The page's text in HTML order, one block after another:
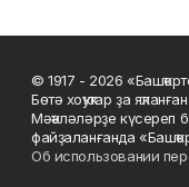
© 1917 - 2026
Бөтә хоҡуҡтар ҙа яҡланған.
Мәҡәләләрҙе күсереп
файҙаланғанда
Об использовании